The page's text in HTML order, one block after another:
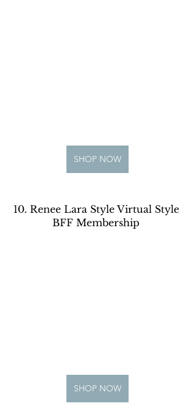
SHOP NOW
10. Renee Lara Style Virtual Style
BFF Membership
SHOP NOW